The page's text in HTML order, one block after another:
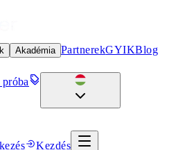
Akadémia PartnerekGYIKBlog
Kezdés